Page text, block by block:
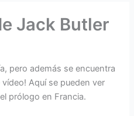
Jack Butler
pero además se encuentra
Aquí se pueden ver
prólogo en Francia.